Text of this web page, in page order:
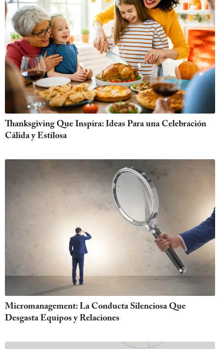
Thanksgiving Que Inspira: Ideas Para una Celebración
Cálida y Estilosa
Micromanagement: La Conducta Silenciosa Que
Desgasta Equipos y Relaciones